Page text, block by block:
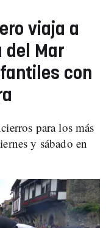
viaja a
del Mar
con
para los más
y sábado en